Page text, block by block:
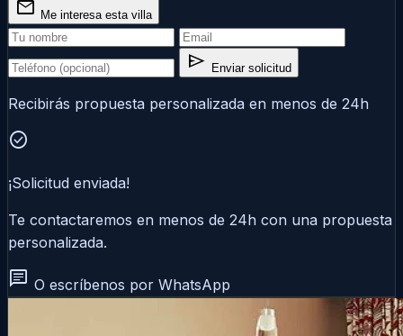
mail Me interesa esta villa
send Enviar solicitud
Recibirás propuesta personalizada en menos de 24h
check_circle
¡Solicitud enviada!
Te contactaremos en menos de 24h con una propuesta
personalizada.
chat O escríbenos por WhatsApp